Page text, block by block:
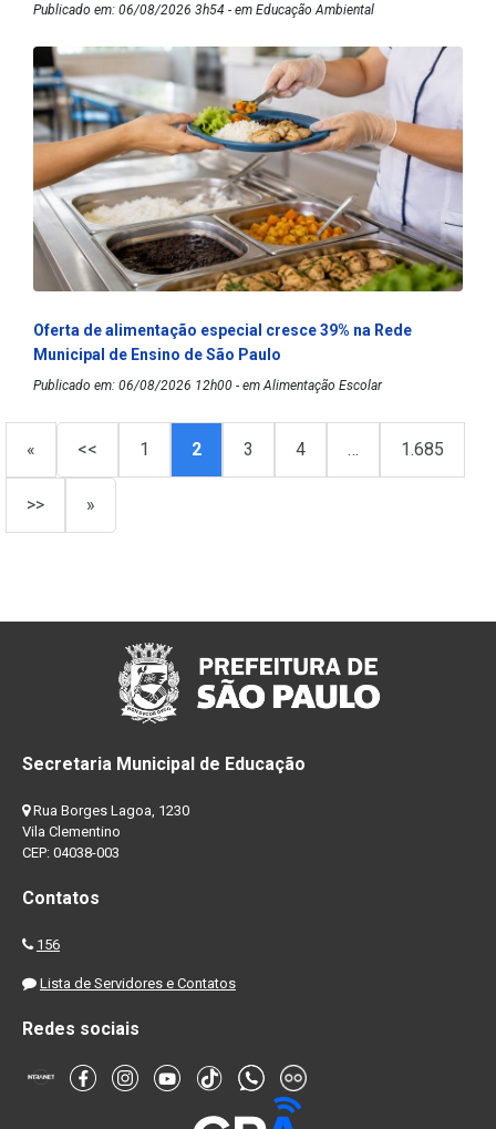
Publicado em: 06/08/2026 3h54 - em Educação Ambiental
Oferta de alimentação especial cresce 39% na Rede
Municipal de Ensino de São Paulo
Publicado em: 06/08/2026 12h00 - em Alimentação Escolar
« << 1 2 3 4 … 1.685
>> »
Secretaria Municipal de Educação
Rua Borges Lagoa, 1230
Vila Clementino
CEP: 04038-003
Contatos
156
Lista de Servidores e Contatos
Redes sociais